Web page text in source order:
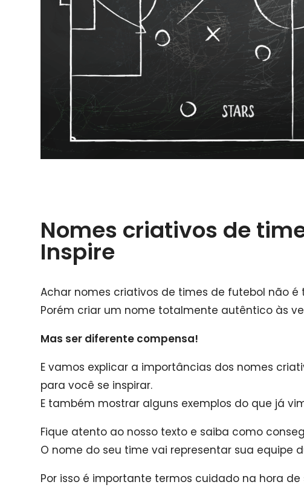
Nomes criativos de
Inspire
Achar nomes criativos de times de futebol não é
Porém criar um nome totalmente autêntico às
Mas ser diferente compensa!
E vamos explicar a importâncias dos nomes
para você se inspirar.
E também mostrar alguns exemplos do que já
Fique atento ao nosso texto e saiba como
O nome do seu time vai representar sua equipe
Por isso é importante termos cuidado na hora de